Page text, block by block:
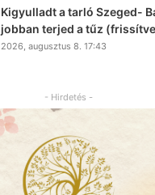
Kigyulladt a tarló Szeged-
jobban terjed a tűz
2026, augusztus 8. 17:43
- Hirdetés -